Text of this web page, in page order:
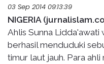
03 Sep 2014 09:13:39
NIGERIA
Ahlis Sunna Lidda'awati
berhasil menduduki
timur laut jauh. Para